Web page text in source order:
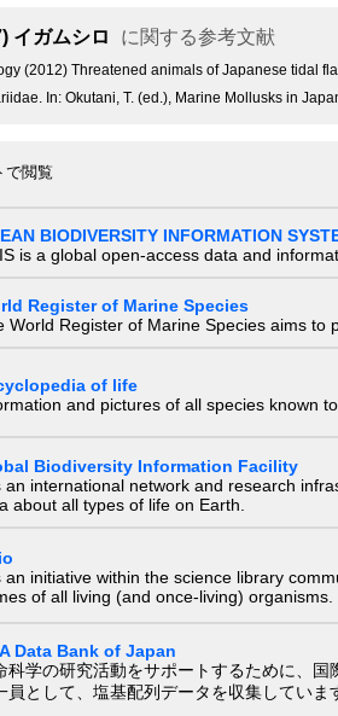
イガムシロ に関する参考文献
(2012) Threatened animals of Japanese tidal
In: Okutani, T. (ed.), Marine Mollusks in
で閲覧
BIODIVERSITY INFORMATION
is a global open-access data and
Register of Marine Species
World Register of Marine Species aims to
of life
and pictures of all species known
Biodiversity Information Facility
an international network and research
about all types of life on Earth.
an initiative within the science library
of all living (and once-living) organisms.
Data Bank of Japan
科学の研究活動をサポートするために、
員として、塩基配列データを収集していま